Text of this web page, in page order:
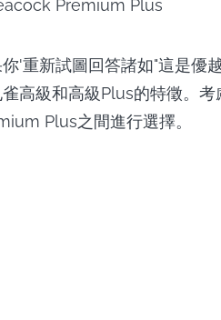
'重新試圖回答諸如"這是優
雀高級和高級Plus的特徵。
Plus之間進行選擇。